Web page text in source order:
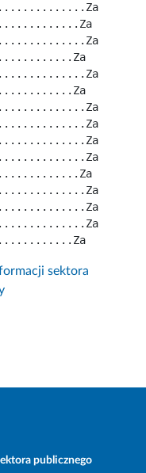
sektora
publicznego